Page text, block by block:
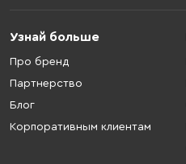
Узнай больше
Про бренд
Партнерство
Блог
Корпоративным клиентам